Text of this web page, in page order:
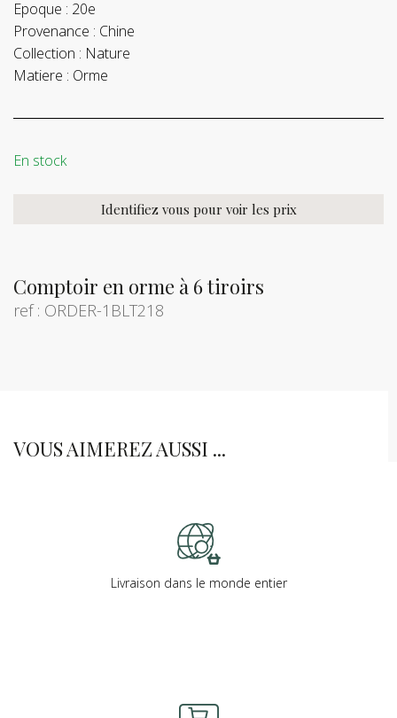
Comptoir en orme à 6 tiroirs
ref : ORDER-1BLT218
Epoque : 20e
Provenance : Chine
Collection : Nature
Matiere : Orme
En stock
Identifiez vous pour voir les prix
VOUS AIMEREZ AUSSI ...
Livraison dans le monde entier